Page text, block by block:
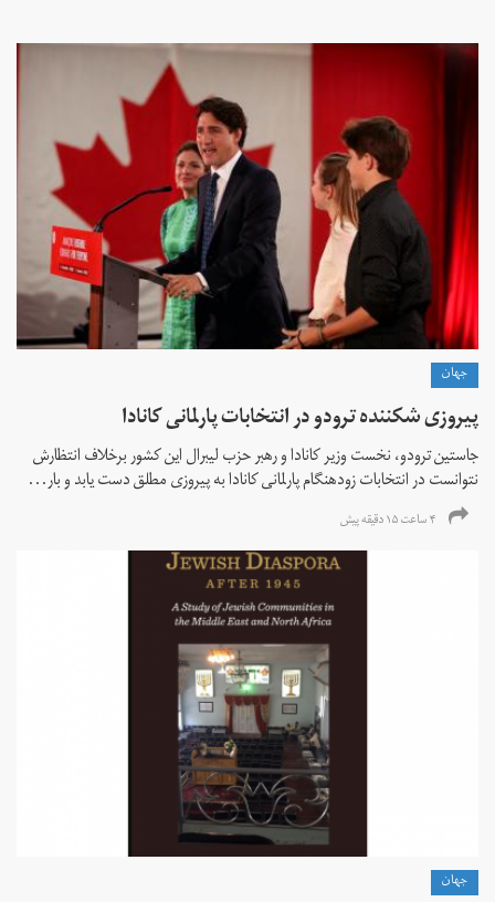
جهان
پیروزی شکننده ترودو در انتخابات پارلمانی کانادا
جاستین ترودو، نخست وزیر کانادا و رهبر حزب لیبرال این کشور برخلاف انتظارش
نتوانست در انتخابات زود‌هنگام پارلمانی کانادا به پیروزی مطلق دست یابد و بار...
۴ ساعت ۱۵ دقیقه پیش
جهان